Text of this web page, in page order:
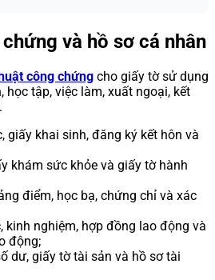
và hồ sơ cá nhân
công chứng cho giấy tờ sử dụng
học tập, việc làm, xuất ngoại, kết
giấy khai sinh, đăng ký kết hôn và
khám sức khỏe và giấy tờ hành
điểm, học bạ, chứng chỉ và xác
kinh nghiệm, hợp đồng lao động và
động;
dư, giấy tờ tài sản và hồ sơ tài